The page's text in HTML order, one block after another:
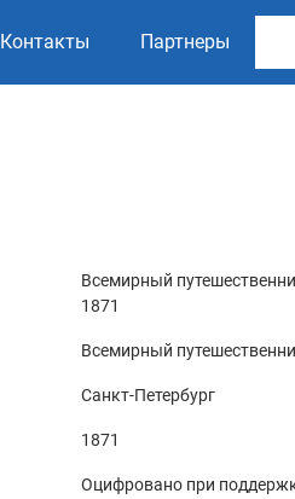
Контакты Партнеры
Всемирный
1871
Всемирный
Санкт-Петербург
1871
Оцифровано при